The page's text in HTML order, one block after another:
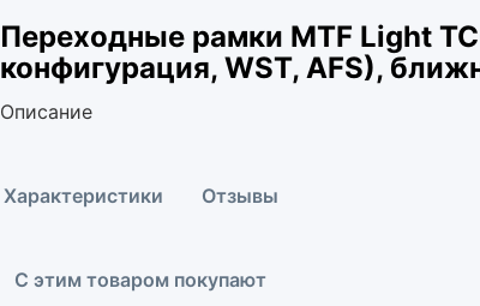
Переходные рамки MTF Light
конфигурация, WST, AFS),
Описание
Характеристики Отзывы
С этим товаром покупают